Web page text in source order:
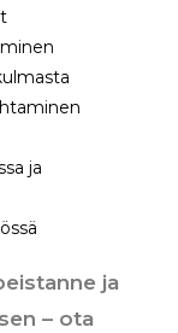
ja
ja
– ota